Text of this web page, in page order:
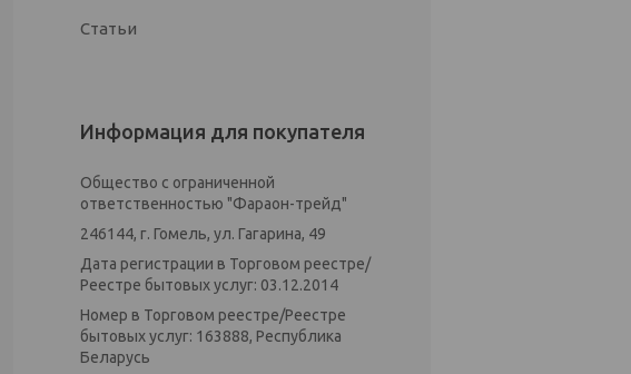
Статьи
Информация для покупателя
Общество с ограниченной
ответственностью "Фараон-трейд"
246144, г. Гомель, ул. Гагарина, 49
Дата регистрации в Торговом реестре/
Реестре бытовых услуг: 03.12.2014
Номер в Торговом реестре/Реестре
бытовых услуг: 163888, Республика
Беларусь